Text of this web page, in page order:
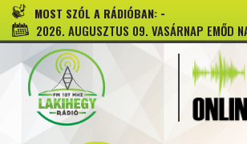
MOST SZÓL A RÁDIÓBAN: -
2026. AUGUSZTUS 09. VASÁRNAP EMŐD